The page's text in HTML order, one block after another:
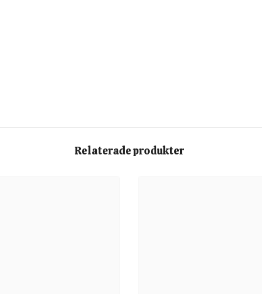
Relaterade produkter